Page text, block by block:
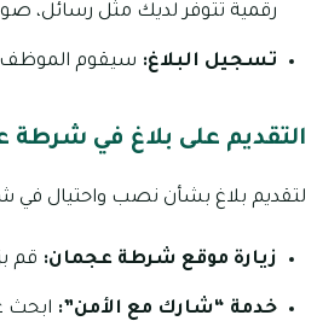
رقمية تتوفر لديك مثل رسائل،
تسجيل البلاغ: سيقوم الموظف
التقديم على بلاغ في
لتقديم بلاغ بشأن نصب واحتيال في
زيارة موقع شرطة عجمان: قم
خدمة “شارك مع الأمن”: ابحث